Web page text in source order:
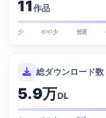
11作品
少 やや少 普通
総ダウンロード数
5.9万DL